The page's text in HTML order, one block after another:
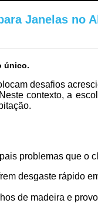
Janelas no
único.
desafios
contexto, a
problemas que o
desgaste rápido
de madeira e